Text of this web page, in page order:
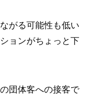
がる可能性も低い
ョンがちょっと下
団体客への接客で